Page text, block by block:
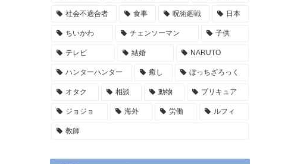
社会不適合者 食事 呪術廻戦 日本
ちいかわ チェンソーマン 子供
テレビ 結婚 NARUTO
ハンターハンター 癒し ぼっちざろっく
オタク 相談 動物 プリキュア
ジョジョ 海外 労働 ルフィ
教師